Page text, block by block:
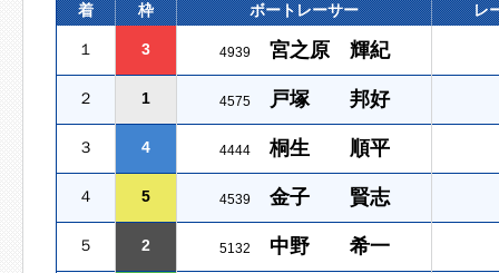
着 枠 ボートレーサー レ
１ 3 4939 宮之原 輝紀
２ 1 4575 戸塚 邦好
３ 4 4444 桐生 順平
４ 5 4539 金子 賢志
５ 2 5132 中野 希一